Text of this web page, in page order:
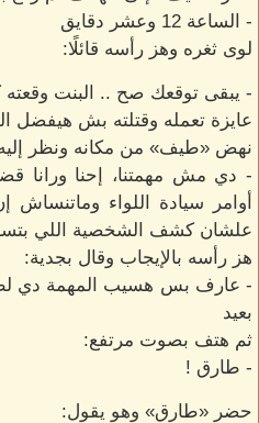
- الساعة 12 وعشر دقايق
لوى ثغره وهز رأسه قائلًا:
- يبقى توقعك صح .. البنت
عايزة تعمله وقتلته بش هيفضل
نهض «طيف» من مكانه ونظر إليه
- دي مش مهمتنا، إحنا ورانا
أوامر سيادة اللواء
علشان كشف الشخصية اللي
هز رأسه بالإيجاب وقال بجدية:
- عارف بس هسيب المهمة دي
بعيد
ثم هتف بصوت مرتفع:
- طارق !
حضر «طارق» وهو يقول: